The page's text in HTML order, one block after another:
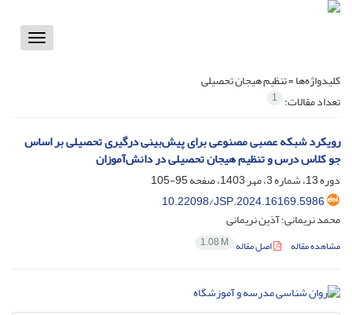
Toggle
کلیدواژه‌ها =تنظیم هیجان تحصیلی
تعداد مقالات: 1
رویکرد شبکه عصبی مصنوعی برای پیش‌بینی درگیری تحصیلی بر اساس
جو کلاس درس و تنظیم هیجان تحصیلی در دانش‌آموزان
دوره 13، شماره 3، مهر 1403، صفحه
95-105
10.22098/JSP.2024.16169.5986
محمد نریمانی؛ آذین نریمانی
مشاهده مقاله اصل مقاله 1.08 M